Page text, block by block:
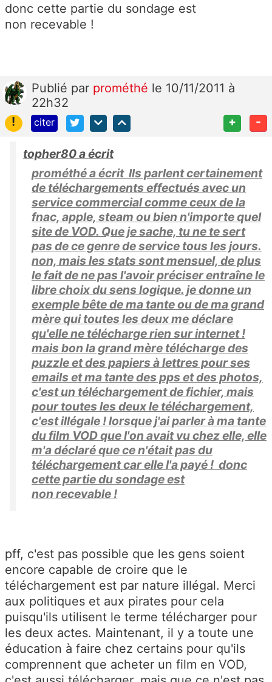
donc cette partie du sondage est
non recevable !
Publié par prométhé le 10/11/2011 à
22h32
!
citer + -
topher80 a écrit
prométhé a écrit Ils parlent certainement
de téléchargements effectués avec un
service commercial comme ceux de la
fnac, apple, steam ou bien n'importe quel
site de VOD. Que je sache, tu ne te sert
pas de ce genre de service tous les jours.
non, mais les stats sont mensuel, de plus
le fait de ne pas l'avoir préciser entraîne le
libre choix du sens logique. je donne un
exemple bête de ma tante ou de ma grand
mère qui toutes les deux me déclare
qu'elle ne télécharge rien sur internet !
mais bon la grand mère télécharge des
puzzle et des papiers à lettres pour ses
emails et ma tante des pps et des photos,
c'est un téléchargement de fichier, mais
pour toutes les deux le téléchargement,
c'est illégale ! lorsque j'ai parler à ma tante
du film VOD que l'on avait vu chez elle, elle
m'a déclaré que ce n'était pas du
téléchargement car elle l'a payé ! donc
cette partie du sondage est
non recevable !
pff, c'est pas possible que les gens soient
encore capable de croire que le
téléchargement est par nature illégal. Merci
aux politiques et aux pirates pour cela
puisqu'ils utilisent le terme télécharger pour
les deux actes. Maintenant, il y a toute une
éducation à faire chez certains pour qu'ils
comprennent que acheter un film en VOD,